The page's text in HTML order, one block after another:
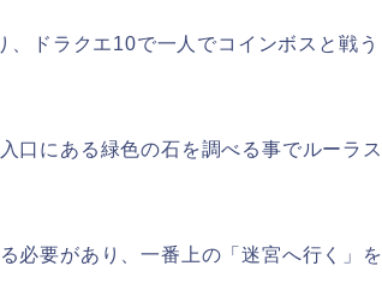
ドラクエ10で一人でコインボスと戦う
口にある緑色の石を調べる事でルーラス
必要があり、一番上の「迷宮へ行く」を